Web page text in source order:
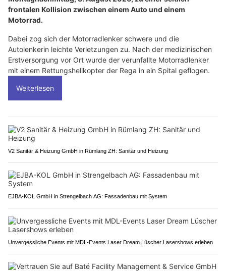
frontalen Kollision zwischen einem Auto und einem
Motorrad.
Dabei zog sich der Motorradlenker schwere und die
Autolenkerin leichte Verletzungen zu. Nach der medizinischen
Erstversorgung vor Ort wurde der verunfallte Motorradlenker
mit einem Rettungshelikopter der Rega in ein Spital geflogen.
Weiterlesen
V2 Sanitär & Heizung GmbH in Rümlang ZH: Sanitär und Heizung
EJBA-KOL GmbH in Strengelbach AG: Fassadenbau mit System
Unvergessliche Events mit MDL-Events Laser Dream Lüscher Lasershows erleben